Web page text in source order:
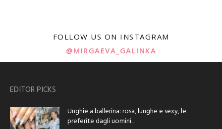
FOLLOW US ON INSTAGRAM
@MIRGAEVA_GALINKA
EDITOR PICKS
Unghie a ballerina: rosa, lunghe e sexy, le
preferite dagli uomini...